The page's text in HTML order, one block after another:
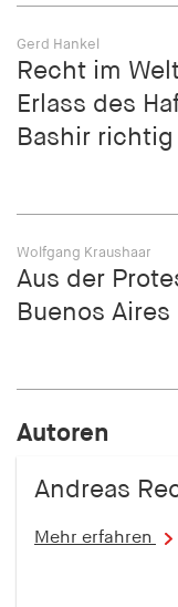
Gerd Hankel
Recht im
Erlass des
Bashir
Wolfgang Kraushaar
Aus der
Buenos Aires
Autoren
Andreas
Mehr erfahren